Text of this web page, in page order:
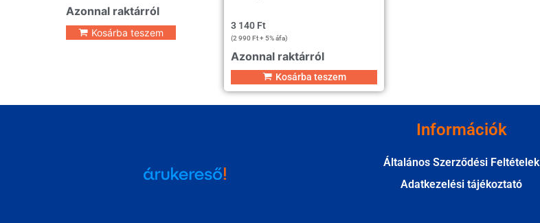
Azonnal raktárról
Kosárba teszem
3 140 Ft
(2 990Ft+ 5% áfa)
Azonnal raktárról
Kosárba teszem
Információk
Általános Szerződési Feltételek
Adatkezelési tájékoztató